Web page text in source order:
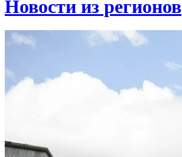
Новости из регионов